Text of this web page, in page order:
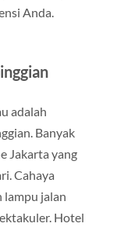
Anda.
adalah
Banyak
Jakarta yang
Cahaya
lampu jalan
Hotel